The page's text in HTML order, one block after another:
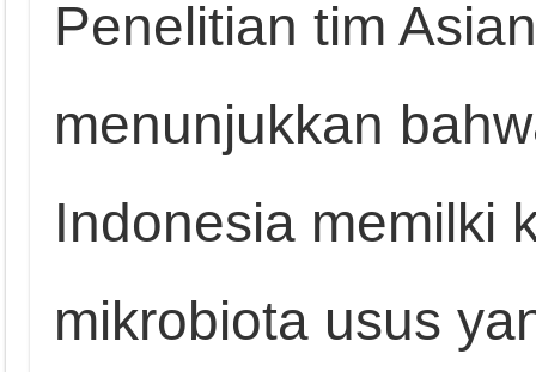
Penelitian tim
menunjukkan
Indonesia memilki
mikrobiota usus